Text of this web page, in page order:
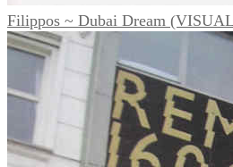
Filippos ~ Dubai Dream